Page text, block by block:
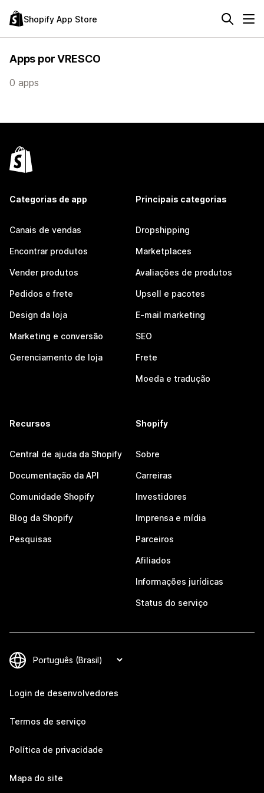
Shopify App Store
Apps por VRESCO
0 apps
Categorias de app
Canais de vendas
Encontrar produtos
Vender produtos
Pedidos e frete
Design da loja
Marketing e conversão
Gerenciamento de loja
Principais categorias
Dropshipping
Marketplaces
Avaliações de produtos
Upsell e pacotes
E-mail marketing
SEO
Frete
Moeda e tradução
Recursos
Central de ajuda da Shopify
Documentação da API
Comunidade Shopify
Blog da Shopify
Pesquisas
Shopify
Sobre
Carreiras
Investidores
Imprensa e mídia
Parceiros
Afiliados
Informações jurídicas
Status do serviço
Login de desenvolvedores
Termos de serviço
Política de privacidade
Mapa do site